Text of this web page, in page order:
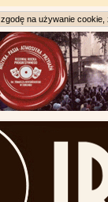
na używanie